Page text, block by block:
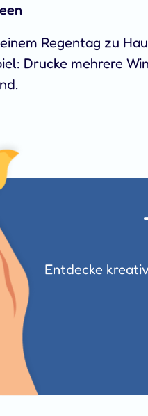
Regentag zu
Drucke mehrere
Entdecke